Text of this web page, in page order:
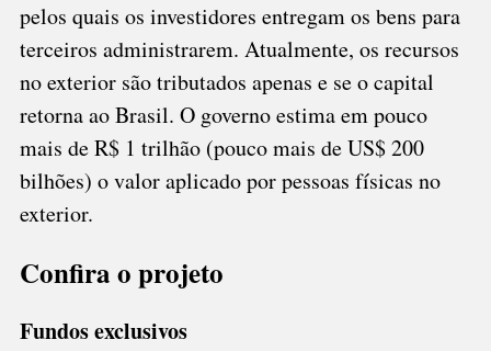
pelos quais os investidores entregam os bens para
terceiros administrarem. Atualmente, os recursos
no exterior são tributados apenas e se o capital
retorna ao Brasil. O governo estima em pouco
mais de R$ 1 trilhão (pouco mais de US$ 200
bilhões) o valor aplicado por pessoas físicas no
exterior.
Confira o projeto
Fundos exclusivos